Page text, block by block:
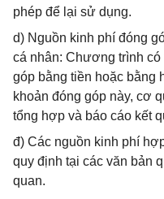
phép để lại sử dụng.
d) Nguồn kinh phí đóng
cá nhân: Chương trình
góp bằng tiền hoặc bằng
khoản đóng góp này, cơ
tổng hợp và báo cáo kết
đ) Các nguồn kinh phí
quy định tại các văn bản
quan.